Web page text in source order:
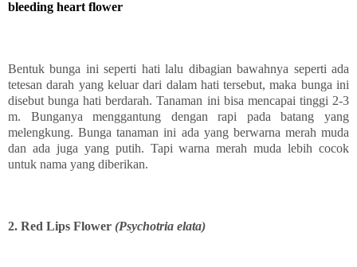
bleeding heart flower
Bentuk bunga ini seperti hati lalu dibagian bawahnya seperti ada
tetesan darah yang keluar dari dalam hati tersebut, maka bunga ini
disebut bunga hati berdarah. Tanaman ini bisa mencapai tinggi 2-3
m. Bunganya menggantung dengan rapi pada batang yang
melengkung. Bunga tanaman ini ada yang berwarna merah muda
dan ada juga yang putih. Tapi warna merah muda lebih cocok
untuk nama yang diberikan.
2. Red Lips Flower (Psychotria elata)